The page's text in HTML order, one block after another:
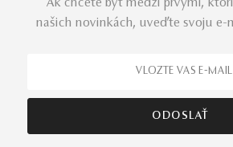
Ak chcete byť medzi prvými,
našich novinkách, uveďte svoju e-